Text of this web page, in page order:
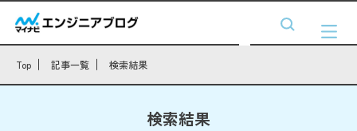
Top 記事一覧 検索結果
検索結果